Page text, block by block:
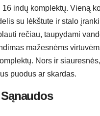
indų komplektų. Vieną
su lėkštute ir stalo
rečiau, taupydami
mažesnėms
Nors ir
puodus ar skardas.